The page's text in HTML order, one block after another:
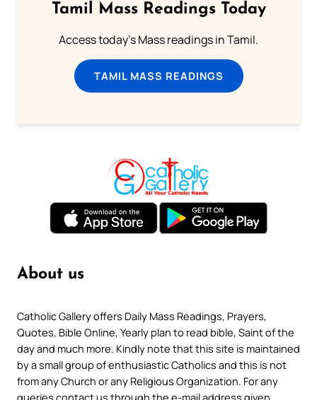
Tamil Mass Readings Today
Access today's Mass readings in Tamil.
TAMIL MASS READINGS
About us
Catholic Gallery offers Daily Mass Readings, Prayers,
Quotes, Bible Online, Yearly plan to read bible, Saint of the
day and much more. Kindly note that this site is maintained
by a small group of enthusiastic Catholics and this is not
from any Church or any Religious Organization. For any